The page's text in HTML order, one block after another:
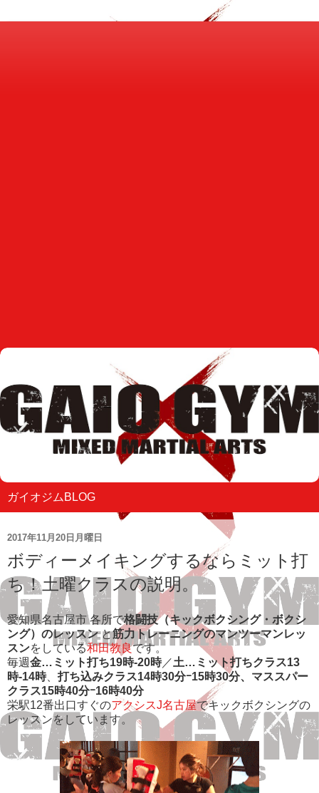
ガイオジムBLOG
2017年11月20日月曜日
ボディーメイキングするならミット打
ち！土曜クラスの説明。
愛知県名古屋市 各所で格闘技（キックボクシング・ボクシ
ング）のレッスンと筋力トレーニングのマンツーマンレッ
スンをしている和田教良です。
毎週金…ミット打ち19時-20時／土…ミット打ちクラス13
時-14時、 打ち込みクラス14時30分ｰ15時30分、マススパー
クラス15時40分ｰ16時40分
栄駅12番出口すぐのアクシスJ名古屋でキックボクシングの
レッスンをしています。